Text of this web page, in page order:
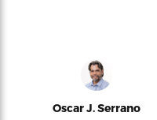
Oscar J. Serrano